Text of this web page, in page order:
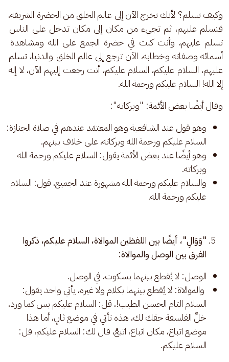
وكيف تسلم؟ لأنك تخرج الآن إلى عالم الخلق من الحضرة الشريفة،
فتسلم عليهم، ثم تجيء من مكان إلى مكان تدخل على الناس
تسلم عليهم، وأنت كنت في حضرة الجمع على الله ومشاهدة
أسمائه وصفاته وخطابه، الآن ترجع إلى عالم الخلق والدنيا، تسلم
عليهم، السلام عليكم، السلام عليكم، أنت رجعت إليهم الآن، لا إله
إلا الله! السلام عليكم ورحمة الله.
وقال أيضًا بعض الأئمة: "وبركاته":
وهو قول عند الشافعية وهو المعتمَد عندهم في صلاة الجنازة:
السلام عليكم ورحمة الله وبركاته، على خلاف بينهم.
وهو أيضًا عند بعض الأئمة يقول: السلام عليكم ورحمة الله
وبركاته.
والسلام عليكم ورحمة الله مشهورة عند الجميع، قول: السلام
عليكم ورحمة الله.
"وَوَالِ"، أيضًا بين اللفظين الموالاة، السلام عليكم، ذكروا
الفرق بين الوصل والموالاة:
الوصل: لا يُقطع بينهما بسكوت، في الوصل.
والموالاة: لا يُقطع بينهما بكلام ولا غيره، يأتي واحد يقول:
السلام التام الحسن الطيب!، قل: السلام عليكم بس كما ورد،
خلِّ الفلسفة حقك لك، هذه تأتي في موضع ثانٍ، أما هذا
موضع اتباع، مكان اتباع، اتبعْ، قال لك: السلام عليكم، قل:
السلام عليكم.